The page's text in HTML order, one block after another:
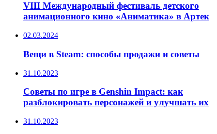
VIII Международный фестиваль детского
анимационного кино «Аниматика» в Артек
02.03.2024
Вещи в Steam: способы продажи и советы
31.10.2023
Советы по игре в Genshin Impact: как
разблокировать персонажей и улучшать их
31.10.2023